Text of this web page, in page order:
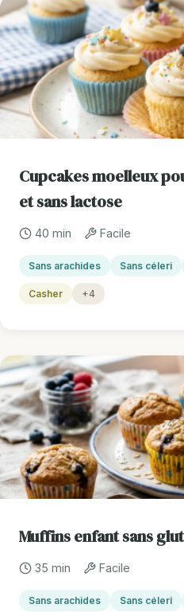
Cupcakes moelleux
et sans lactose
40 min Facile
Sans arachides Sans céleri
Casher +4
Muffins enfant sans
35 min Facile
Sans arachides Sans céleri